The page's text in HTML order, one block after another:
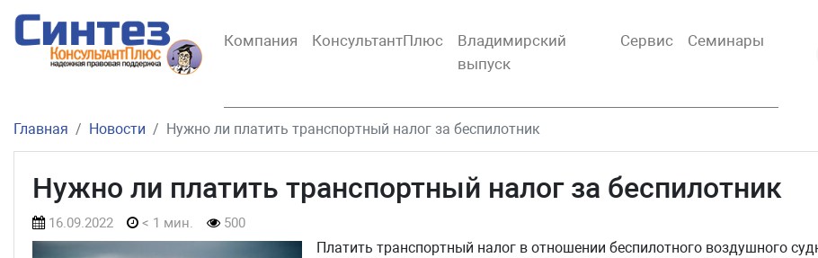
Компания КонсультантПлюс
Владимирский
выпуск
Сервис Семинары
Главная Новости Нужно ли платить транспортный налог за беспилотник
Нужно ли платить транспортный налог за беспилотник
16.09.2022 < 1 мин. 500
Платить транспортный налог в отношении беспилотного воздушного